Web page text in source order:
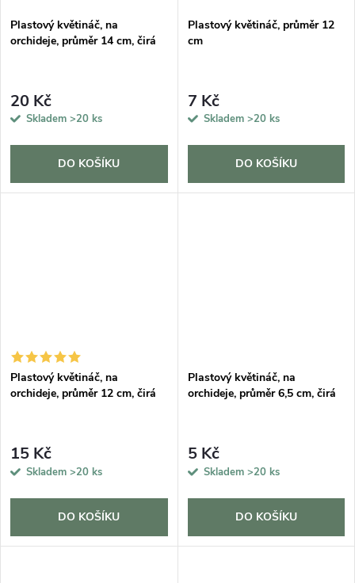
Plastový květináč, na
orchideje, průměr 14 cm, čirá
20 Kč
Skladem >20 ks
DO KOŠÍKU
Plastový květináč, průměr 12
cm
7 Kč
Skladem >20 ks
DO KOŠÍKU
Plastový květináč, na
orchideje, průměr 12 cm, čirá
15 Kč
Skladem >20 ks
DO KOŠÍKU
Plastový květináč, na
orchideje, průměr 6,5 cm, čirá
5 Kč
Skladem >20 ks
DO KOŠÍKU